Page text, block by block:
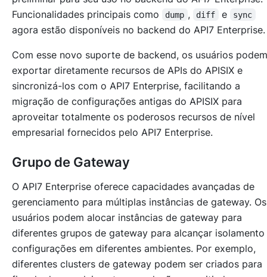
Funcionalidades principais como
dump , diff e sync
agora estão disponíveis no backend do API7 Enterprise.
Com esse novo suporte de backend, os usuários podem
exportar diretamente recursos de APIs do APISIX e
sincronizá-los com o API7 Enterprise, facilitando a
migração de configurações antigas do APISIX para
aproveitar totalmente os poderosos recursos de nível
empresarial fornecidos pelo API7 Enterprise.
Grupo de Gateway
O API7 Enterprise oferece capacidades avançadas de
gerenciamento para múltiplas instâncias de gateway. Os
usuários podem alocar instâncias de gateway para
diferentes grupos de gateway para alcançar isolamento
configurações em diferentes ambientes. Por exemplo,
diferentes clusters de gateway podem ser criados para